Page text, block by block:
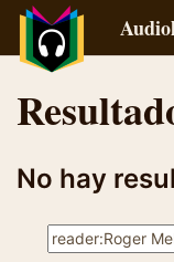
No hay